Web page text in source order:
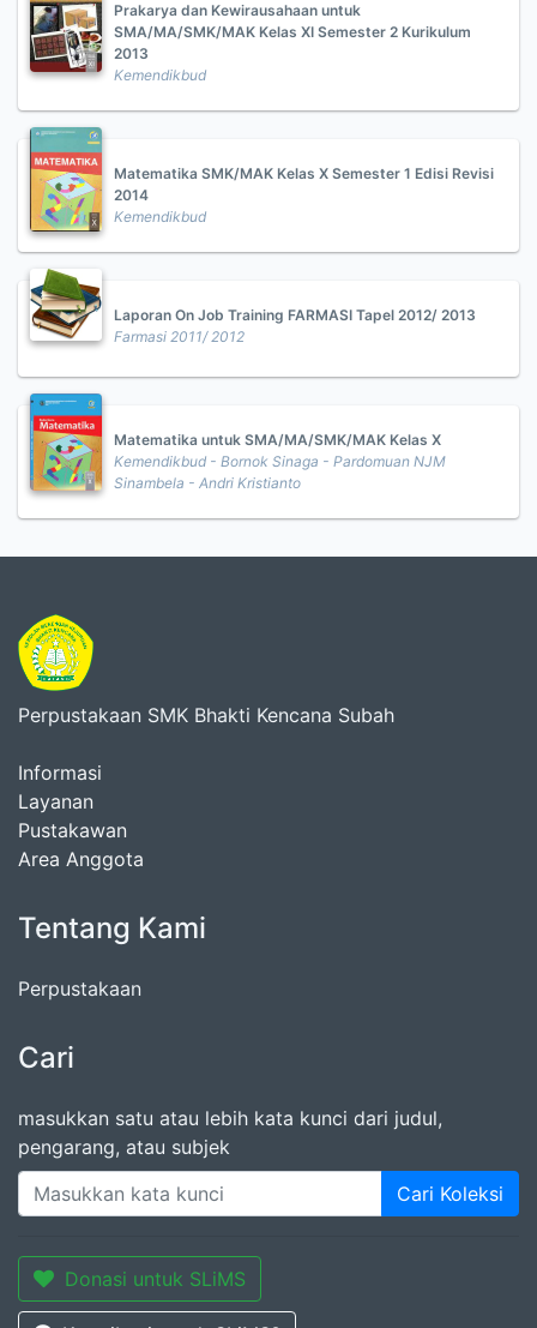
Prakarya dan Kewirausahaan untuk
SMA/MA/SMK/MAK Kelas XI Semester 2 Kurikulum
2013
Kemendikbud
Matematika SMK/MAK Kelas X Semester 1 Edisi Revisi
2014
Kemendikbud
Laporan On Job Training FARMASI Tapel 2012/ 2013
Farmasi 2011/ 2012
Matematika untuk SMA/MA/SMK/MAK Kelas X
Kemendikbud - Bornok Sinaga - Pardomuan NJM
Sinambela - Andri Kristianto
Perpustakaan SMK Bhakti Kencana Subah
Informasi
Layanan
Pustakawan
Area Anggota
Tentang Kami
Perpustakaan
Cari
masukkan satu atau lebih kata kunci dari judul,
pengarang, atau subjek
Cari Koleksi
Donasi untuk SLiMS